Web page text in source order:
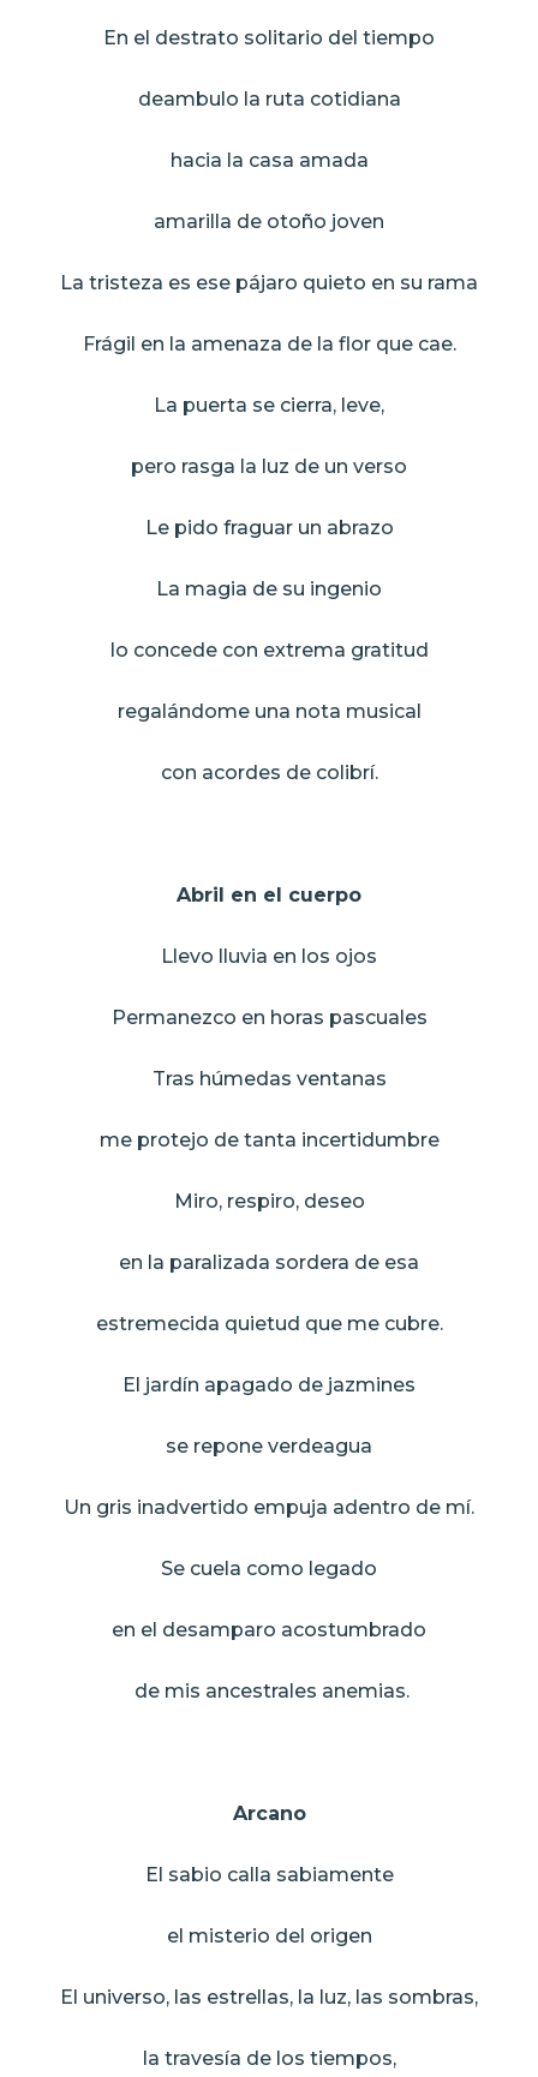
En el destrato solitario del tiempo
deambulo la ruta cotidiana
hacia la casa amada
amarilla de otoño joven
La tristeza es ese pájaro quieto en su rama
Frágil en la amenaza de la flor que cae.
La puerta se cierra, leve,
pero rasga la luz de un verso
Le pido fraguar un abrazo
La magia de su ingenio
lo concede con extrema gratitud
regalándome una nota musical
con acordes de colibrí.
Abril en el cuerpo
Llevo lluvia en los ojos
Permanezco en horas pascuales
Tras húmedas ventanas
me protejo de tanta incertidumbre
Miro, respiro, deseo
en la paralizada sordera de esa
estremecida quietud que me cubre.
El jardín apagado de jazmines
se repone verdeagua
Un gris inadvertido empuja adentro de mí.
Se cuela como legado
en el desamparo acostumbrado
de mis ancestrales anemias.
Arcano
El sabio calla sabiamente
el misterio del origen
El universo, las estrellas, la luz, las sombras,
la travesía de los tiempos,